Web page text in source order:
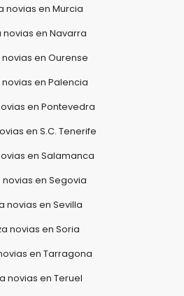
novias en Murcia
novias en Navarra
novias en Ourense
novias en Palencia
en Pontevedra
en S.C. Tenerife
en Salamanca
novias en Segovia
novias en Sevilla
novias en Soria
en Tarragona
novias en Teruel